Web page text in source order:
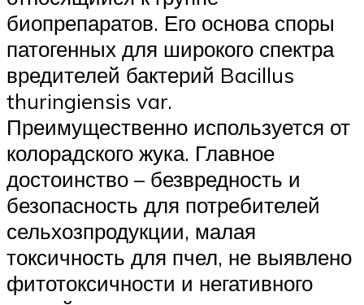
биопрепаратов. Его основа споры
патогенных для широкого спектра
вредителей бактерий Bacillus
thuringiensis var.
Преимущественно используется от
колорадского жука. Главное
достоинство – безвредность и
безопасность для потребителей
сельхозпродукции, малая
токсичность для пчел, не выявлено
фитотоксичности и негативного